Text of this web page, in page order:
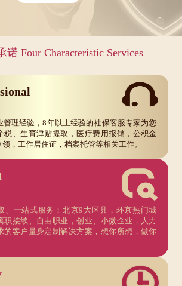
诺 Four Characteristic Services
管理经验，8年以上经验的社保客服专家为您
税、生育津贴提取，医疗费用报销，公积金
，工作居住证，档案托管等相关工作。
、一站式服务；北京9大区县，环京热门城
职接续、自由职业，创业、小微企业，人力
的客户量身定制解决方案，想你所想，做你